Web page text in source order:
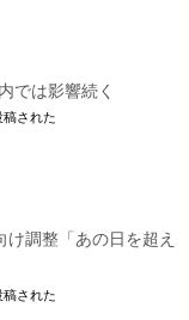
では影響続く
稿された
け調整「あの日を超え
稿された